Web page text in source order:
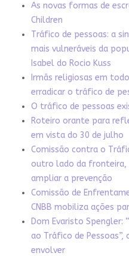
As novas formas de
Children
Tráfico de pessoas: a
mais vulneráveis da
Isabel do Rocio Kuss
Irmãs religiosas em
erradicar o tráfico de
O tráfico de pessoas
Roteiro orante para
em vista do 30 de julho
Comissão contra o
outro lado da fronteira,
ampliar a prevenção
Comissão de
CNBB mobiliza ações
Dom Evaristo Spengler:
ao Tráfico de Pessoas”,
envolver